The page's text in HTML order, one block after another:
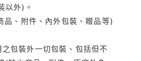
以外)。
、附件、內外包裝、贈品等)
包裝外一切包裝、包括但不